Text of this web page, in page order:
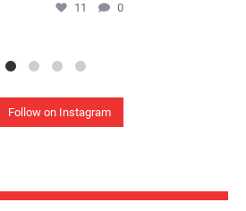
11 0
Follow on Instagram